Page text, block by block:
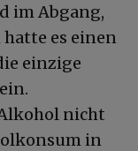
im Abgang,
es einen
einzige
nicht
in